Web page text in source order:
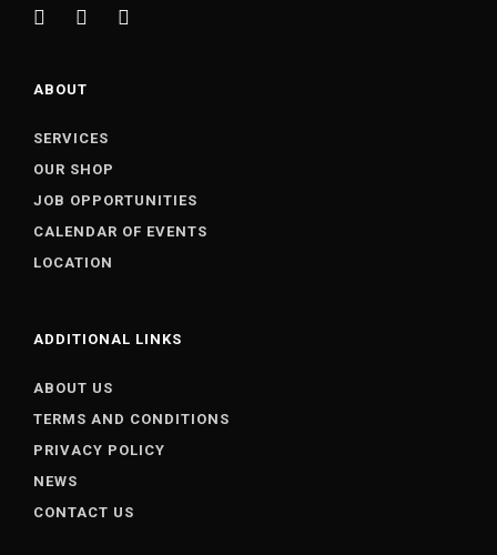
ABOUT
SERVICES
OUR SHOP
JOB OPPORTUNITIES
CALENDAR OF EVENTS
LOCATION
ADDITIONAL LINKS
ABOUT US
TERMS AND CONDITIONS
PRIVACY POLICY
NEWS
CONTACT US